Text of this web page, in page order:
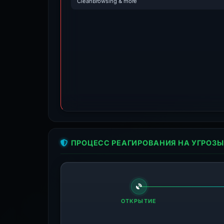
ПРОЦЕСС РЕАГИРОВАНИЯ НА УГРОЗЫ
ОТКРЫТИЕ